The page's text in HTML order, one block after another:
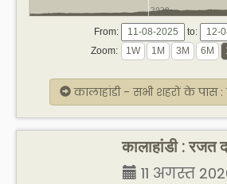
2020
From:
to:
Zoom:
कालाहांडी - सभी शहरों के पास
कालाहांडी : रजत
11 अगस्त